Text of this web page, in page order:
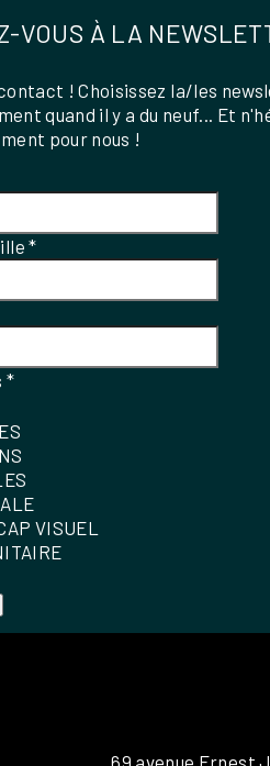
VOUS À LA
! Choisissez la/les
quand il y a du neuf... Et
pour nous !
*
*
VISUEL